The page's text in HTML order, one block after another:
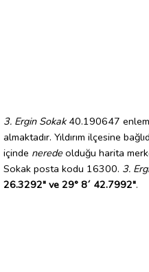
3. Ergin Sokak40.190647
almaktadır. Yıldırım ilçesine
içinde nerede olduğu harita
Sokak posta kodu 16300. 3.
26.3292" ve 29° 8´ 42.7992".